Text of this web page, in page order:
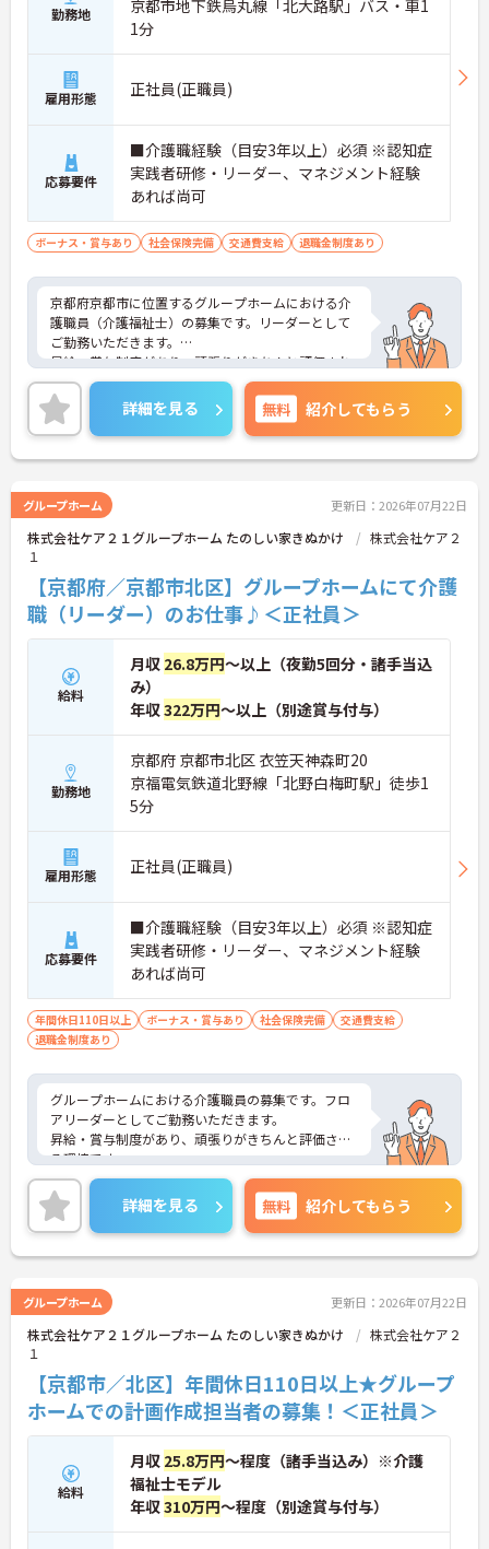
勤務地
京都市地下鉄烏丸線「北大路駅」バス・車1
1分
雇用形態 正社員(正職員)
応募要件
■介護職経験（目安3年以上）必須 ※認知症
実践者研修・リーダー、マネジメント経験
あれば尚可
ボーナス・賞与あり 社会保険完備 交通費支給 退職金制度あり
京都府京都市に位置するグループホームにおける介
護職員（介護福祉士）の募集です。リーダーとして
ご勤務いただきます。
昇給・賞与制度があり、頑張りがきちんと評価され
る環境です。また、福利厚生が充実しています。働
きやすい環境が整っており、安心して長くご勤務い
ただけます。
ご興味のある方には、面接対策ポイントなど、さら
に詳細をご案内しますのでお気軽にご相談くださ
詳細を見る 無料 紹介してもらう
グループホーム 更新日：2026年07月22日
株式会社ケア２１グループホーム たのしい家きぬかけ
株式会社ケア２
１
【京都府／京都市北区】グループホームにて介護
職（リーダー）のお仕事♪＜正社員＞
給料
月収 26.8万円～以上（夜勤5回分・諸手当込
み）
年収322万円～以上（別途賞与付与）
勤務地
京都府 京都市北区 衣笠天神森町20
京福電気鉄道北野線「北野白梅町駅」徒歩1
5分
雇用形態 正社員(正職員)
応募要件
■介護職経験（目安3年以上）必須 ※認知症
実践者研修・リーダー、マネジメント経験
あれば尚可
年間休日110日以上 ボーナス・賞与あり 社会保険完備
交通費支給
退職金制度あり
グループホームにおける介護職員の募集です。フロ
アリーダーとしてご勤務いただきます。
昇給・賞与制度があり、頑張りがきちんと評価され
る環境です。
また、福利厚生が充実しています。働きやすい環境
が整っており、安心して長くご勤務いただけます。
ご興味のある方には、面接対策ポイントなど、さら
に詳細をご案内しますのでお気軽にご相談くださ
い！
詳細を見る 無料 紹介してもらう
グループホーム 更新日：2026年07月22日
株式会社ケア２１グループホーム たのしい家きぬかけ
株式会社ケア２
１
【京都市／北区】年間休日110日以上★グループ
ホームでの計画作成担当者の募集！＜正社員＞
給料
月収 25.8万円～程度（諸手当込み）※介護
福祉士モデル
年収310万円～程度（別途賞与付与）